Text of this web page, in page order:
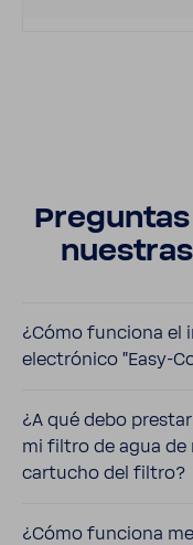
¿Cómo funciona el
elec­tró­nico "Easy-​
¿A qué debo
mi filtro de agua de
cartucho del filtro?
¿Cómo funciona